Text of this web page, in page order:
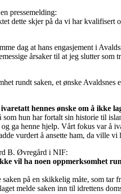
pressemelding:
dette skjer på da vi har kvalifisert
dag at hans engasjement i
årsaker til at jeg slutter
rundt saken, et ønske
hennes ønske om å ikke
som hun har fortalt sin historie til
ga henne hjelp. Vårt fokus var å
vurdert å ansette ham, da ville vi
B. Øvregård i NIF:
vil ha noen oppmerksomhet
på en skikkelig måte, som tar
melde saken inn til idrettens